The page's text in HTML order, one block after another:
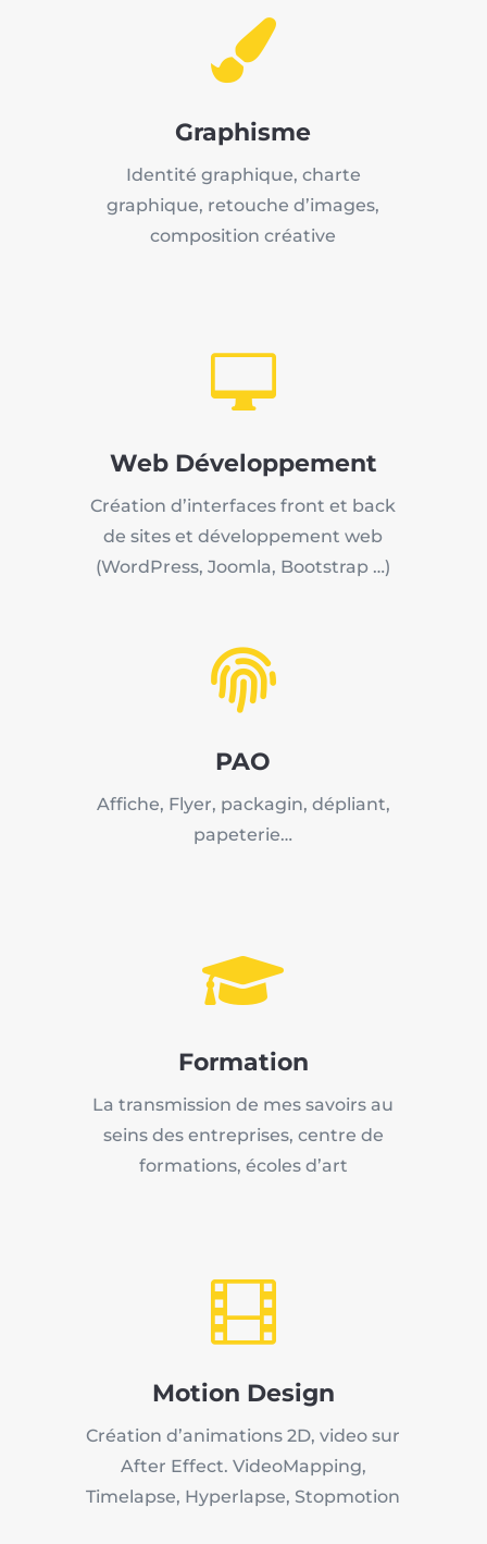

Graphisme
Identité graphique, charte
graphique, retouche d’images,
composition créative

Web Développement
Création d’interfaces front et back
de sites et développement web
(WordPress, Joomla, Bootstrap …)

PAO
Affiche, Flyer, packagin, dépliant,
papeterie…

Formation
La transmission de mes savoirs au
seins des entreprises, centre de
formations, écoles d’art

Motion Design
Création d’animations 2D, video sur
After Effect. VideoMapping,
Timelapse, Hyperlapse, Stopmotion